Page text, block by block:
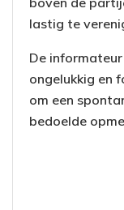
lastig te
De
ongelukkig en
om een
bedoelde